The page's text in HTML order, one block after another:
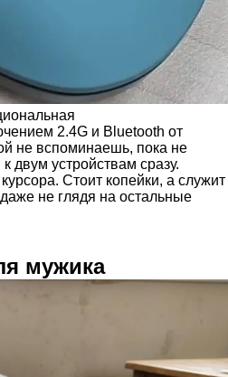
2.4G и Bluetooth от
не вспоминаешь, пока не
двум устройствам сразу.
Стоит копейки, а служит
не глядя на остальные
мужика